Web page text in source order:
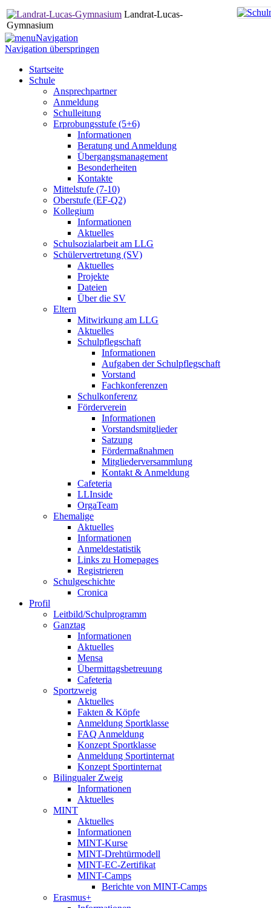
Landrat-Lucas-
Gymnasium
Navigation
Navigation überspringen
Startseite
Schule
Ansprechpartner
Anmeldung
Schulleitung
Erprobungsstufe (5+6)
Informationen
Beratung und Anmeldung
Übergangsmanagement
Besonderheiten
Kontakte
Mittelstufe (7-10)
Oberstufe (EF-Q2)
Kollegium
Informationen
Aktuelles
Schulsozialarbeit am LLG
Schülervertretung (SV)
Aktuelles
Projekte
Dateien
Über die SV
Eltern
Mitwirkung am LLG
Aktuelles
Schulpflegschaft
Informationen
Aufgaben der Schulpflegschaft
Vorstand
Fachkonferenzen
Schulkonferenz
Förderverein
Informationen
Vorstandsmitglieder
Satzung
Fördermaßnahmen
Mitgliederversammlung
Kontakt & Anmeldung
Cafeteria
LLInside
OrgaTeam
Ehemalige
Aktuelles
Informationen
Anmeldestatistik
Links zu Homepages
Registrieren
Schulgeschichte
Cronica
Profil
Leitbild/Schulprogramm
Ganztag
Informationen
Aktuelles
Mensa
Übermittagsbetreuung
Cafeteria
Sportzweig
Aktuelles
Fakten & Köpfe
Anmeldung Sportklasse
FAQ Anmeldung
Konzept Sportklasse
Anmeldung Sportinternat
Konzept Sportinternat
Bilingualer Zweig
Informationen
Aktuelles
MINT
Aktuelles
Informationen
MINT-Kurse
MINT-Drehtürmodell
MINT-EC-Zertifikat
MINT-Camps
Berichte von MINT-Camps
Erasmus+